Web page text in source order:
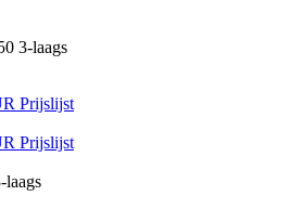
3-laags
Prijslijst
Prijslijst